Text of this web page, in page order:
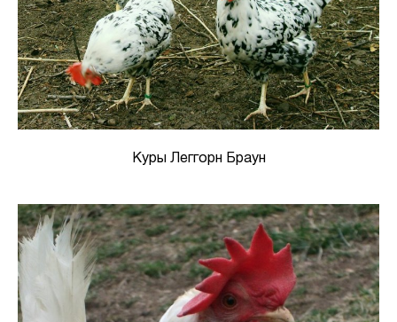
Куры Леггорн Браун